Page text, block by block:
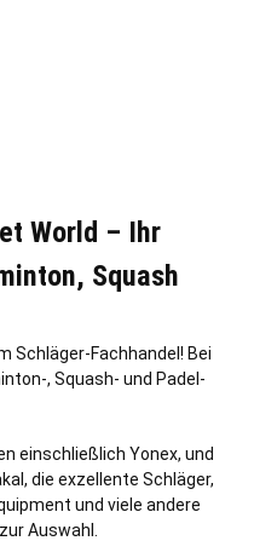
World – Ihr
Squash
Schläger-Fachhandel! Bei
, Squash- und Padel-
einschließ lich Yonex, und
die exzellente Schläger,
und viele andere
Auswahl.